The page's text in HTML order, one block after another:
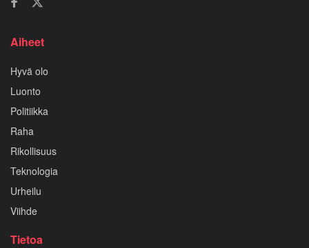
Aiheet
Hyvä olo
Luonto
Politiikka
Raha
Rikollisuus
Teknologia
Urheilu
Viihde
Tietoa